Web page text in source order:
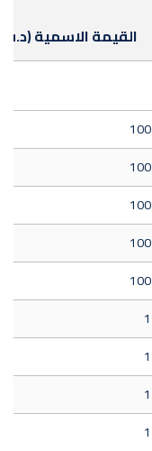
القيمة الاسمية (د.ت)
100
100
100
100
100
1
1
1
1